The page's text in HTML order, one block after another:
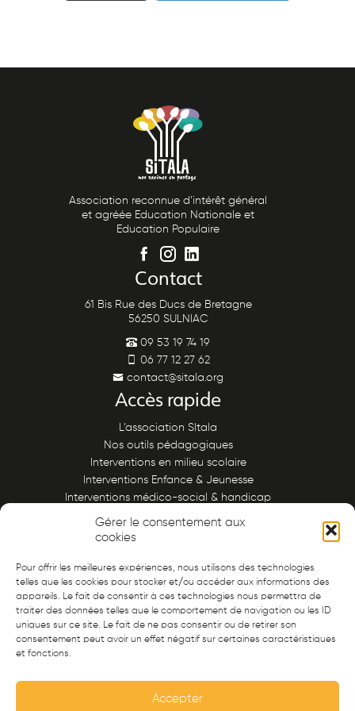
Gérer le consentement aux
cookies
Pour offrir les meilleures expériences, nous utilisons des technologies
telles que les cookies pour stocker et/ou accéder aux informations des
appareils. Le fait de consentir à ces technologies nous permettra de
traiter des données telles que le comportement de navigation ou les ID
uniques sur ce site. Le fait de ne pas consentir ou de retirer son
consentement peut avoir un effet négatif sur certaines caractéristiques
et fonctions.
Accepter
Association reconnue d’intérêt général
et agréée Education Nationale et
Education Populaire
Contact
61 Bis Rue des Ducs de Bretagne
56250 SULNIAC
09 53 19 74 19
06 77 12 27 62
contact@sitala.org
Accès rapide
L’association SItala
Nos outils pédagogiques
Interventions en milieu scolaire
Interventions Enfance & Jeunesse
Interventions médico-social & handicap
Nous soutenir
Adhérer à l’association SITALA
Faites un don à Sitala !
Abonnez-vous à notre lettre d’infos « On est où là ? »
Vous souhaitez devenir une entreprise mécène ?
Nous contacter